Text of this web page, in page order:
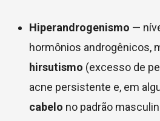
Hiperandrogenismo —
hormônios androgênicos,
hirsutismo (excesso de
acne persistente e, em
cabelo no padrão